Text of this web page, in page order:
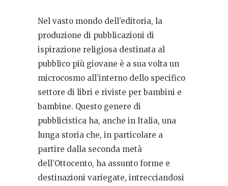
Nel vasto mondo dell’editoria, la
produzione di pubblicazioni di
ispirazione religiosa destinata al
pubblico più giovane è a sua volta un
microcosmo all’interno dello specifico
settore di libri e riviste per bambini e
bambine. Questo genere di
pubblicistica ha, anche in Italia, una
lunga storia che, in particolare a
partire dalla seconda metà
dell’Ottocento, ha assunto forme e
destinazioni variegate, intrecciandosi